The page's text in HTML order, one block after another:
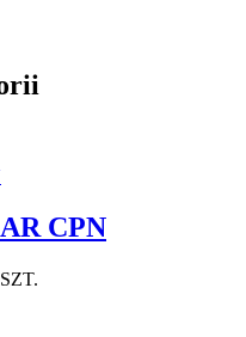
CPN
SZT.